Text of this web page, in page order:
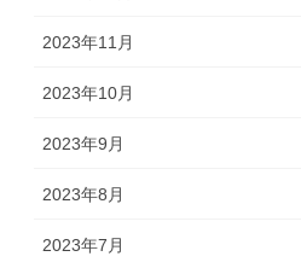
2023年11月
2023年10月
2023年9月
2023年8月
2023年7月